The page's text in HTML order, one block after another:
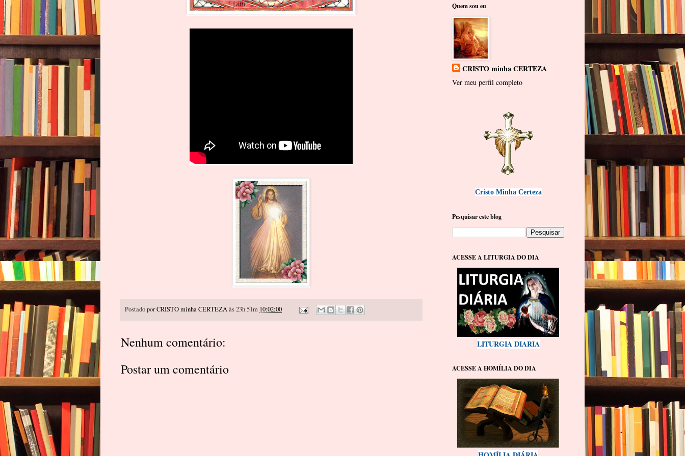
Postado porCRISTO minha CERTEZAàs 23h 51m 10:02:00
Nenhum comentário:
Postar um comentário
Quem sou eu
CRISTO minha CERTEZA
Ver meu perfil completo
Cristo Minha Certeza
Pesquisar este blog
ACESSE A LITURGIA DO DIA
LITURGIA DIARIA
ACESSE A HOMÍLIA DO DIA